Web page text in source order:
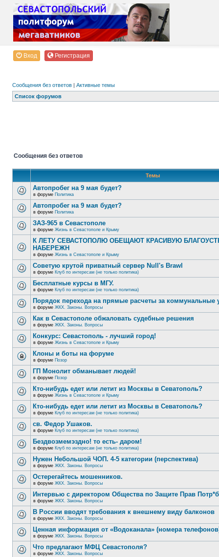
Вход Регистрация
Сообщения без ответов | Активные темы
Список форумов
Сообщения без ответов
Темы
Автопробег на 9 мая будет?
в форуме Политика
Автопробег на 9 мая будет?
в форуме Политика
ЗАЗ-965 в Севастополе
в форуме Жизнь в Севастополе и Крыму
К ЛЕТУ СЕВАСТОПОЛЮ ОБЕЩАЮТ КРАСИВУЮ
НАБЕРЕЖН
в форуме Жизнь в Севастополе и Крыму
Советую крутой приватный сервер Null's Brawl
в форуме Клуб по интересам (не только политика)
Бесплатные курсы в МГУ.
в форуме Клуб по интересам (не только политика)
Порядок перехода на прямые расчеты за коммунальные
в форуме ЖКХ. Законы. Вопросы
Как в Севастополе обжаловать судебные решения
в форуме ЖКХ. Законы. Вопросы
Конкурс: Севастополь - лучший город!
в форуме Жизнь в Севастополе и Крыму
Клоны и боты на форуме
в форуме Позор
ГП Монолит обманывает людей!
в форуме Позор
Кто-нибудь едет или летит из Москвы в Севатополь?
в форуме Жизнь в Севастополе и Крыму
Кто-нибудь едет или летит из Москвы в Севатополь?
в форуме Клуб по интересам (не только политика)
св. Федор Ушаков.
в форуме Клуб по интересам (не только политика)
Бездвозмемэздно! то есть- даром!
в форуме Клуб по интересам (не только политика)
Нужен Небольшой ЧОП. 4-5 категории (перспектива)
в форуме ЖКХ. Законы. Вопросы
Остерегайтесь мошенников.
в форуме ЖКХ. Законы. Вопросы
Интервью с директором Общества по Защите Прав
в форуме ЖКХ. Законы. Вопросы
В России вводят требования к внешнему виду балконов
в форуме ЖКХ. Законы. Вопросы
Ценная информация от «Водоканала» (номера
в форуме ЖКХ. Законы. Вопросы
Что предлагают МФЦ Севастополя?
в форуме ЖКХ. Законы. Вопросы